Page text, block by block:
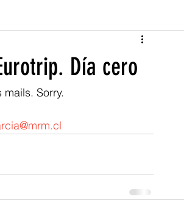
Publicidad
Showcase
Día cero
Sorry.